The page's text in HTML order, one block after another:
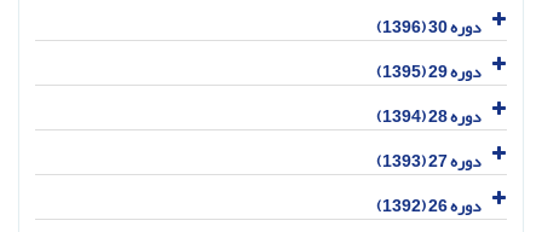
دوره 30 (1396)
دوره 29 (1395)
دوره 28 (1394)
دوره 27 (1393)
دوره 26 (1392)